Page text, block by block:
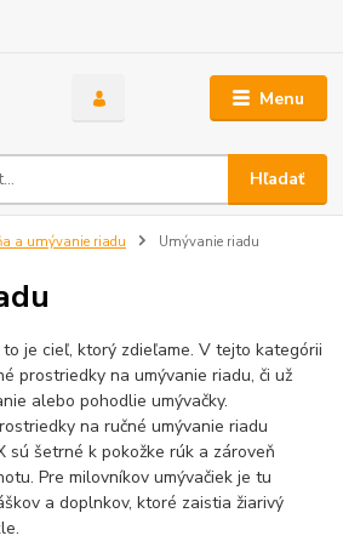
Menu
Hľadať
a umývanie riadu Umývanie riadu
je cieľ, ktorý zdieľame. V tejto kategórii
prostriedky na umývanie riadu, či už
alebo pohodlie umývačky.
na ručné umývanie riadu
sú šetrné k pokožke rúk a zároveň
Pre milovníkov umývačiek je tu
a doplnkov, ktoré zaistia žiarivý